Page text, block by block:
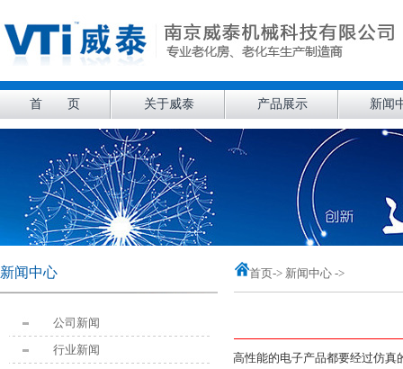
首 页 关于威泰 产品展示 新闻
新闻中心
公司新闻
行业新闻
首页-> 新闻中心 ->
高性能的电子产品都要经过仿